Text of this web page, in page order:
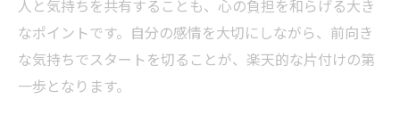
人と気持ちを共有することも、心の負担を和らげる大き
なポイントです。自分の感情を大切にしながら、前向き
な気持ちでスタートを切ることが、楽天的な片付けの第
一歩となります。